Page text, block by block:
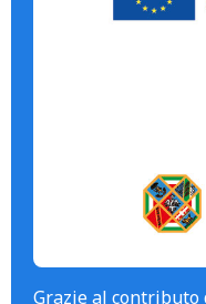
Grazie al contributo